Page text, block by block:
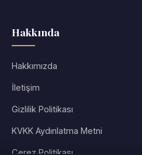
Hakkında
Hakkımızda
İletişim
Gizlilik Politikası
KVKK Aydınlatma Metni
Çerez Politikası